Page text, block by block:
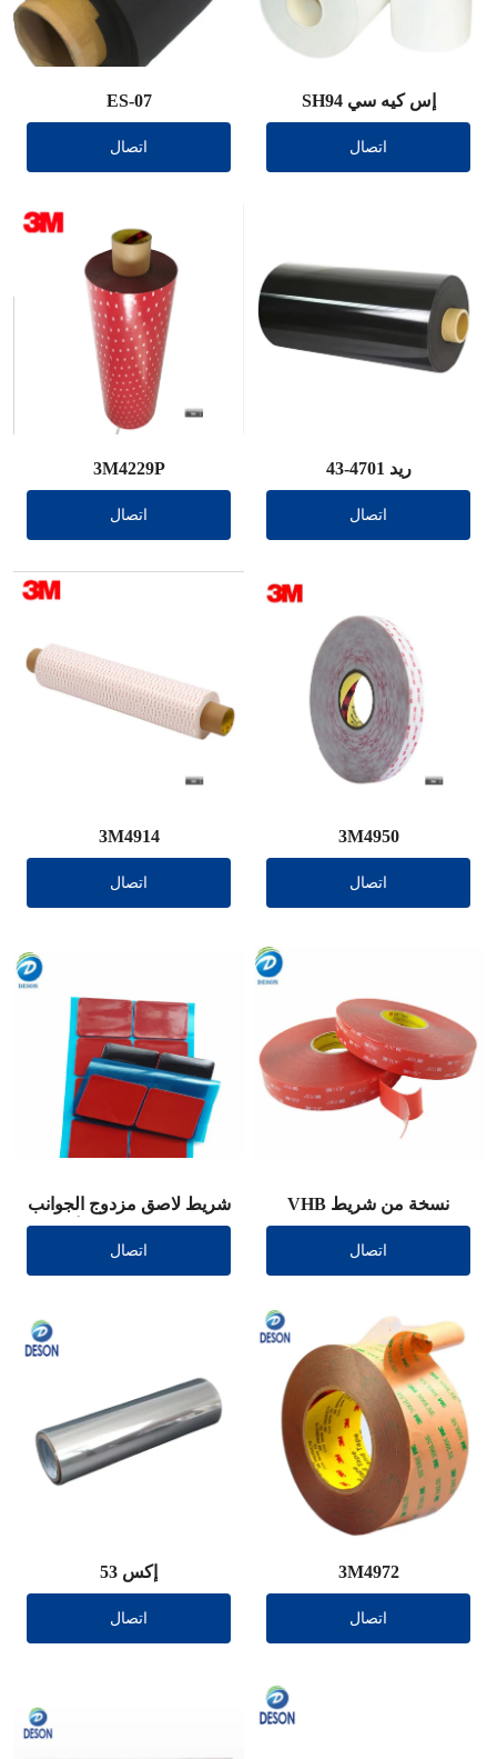
إس كيه سي SH94
اتصال
ES-07
اتصال
ريد 4701-43
اتصال
3M4229P
اتصال
3M4950
اتصال
3M4914
اتصال
نسخة من شريط VHB
مزدوج الجوانب (علامة
تجارية أخرى)
اتصال
شريط لاصق مزدوج الجوانب
VHB (علامة تجارية أخرى)
اتصال
3M4972
اتصال
إكس 53
اتصال